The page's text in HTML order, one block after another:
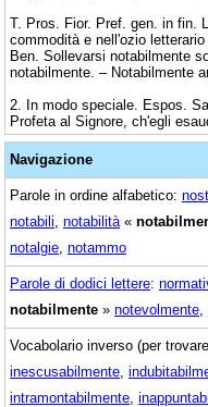
T. Pros. Fior. Pref. gen. in fin.
commodità e nell'ozio
Ben. Sollevarsi notabilmente
notabilmente. – Notabilmente
2. In modo speciale. Espos.
Profeta al Signore, ch'egli
Navigazione
Parole in ordine alfabetico:
notabili notabilità «
notalgie notammo
Parole di dodici lettere:
notabilmente » notevolmente
Vocabolario inverso (per
inescusabilmente
intramontabilmente